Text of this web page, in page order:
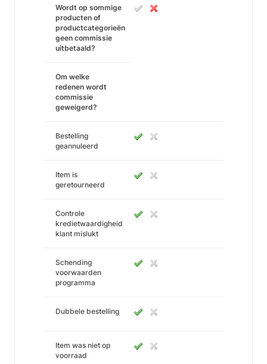
Wordt op sommige
producten of
productcategorieën
geen commissie
uitbetaald?
Om welke
redenen wordt
commissie
geweigerd?
Bestelling
geannuleerd
Item is
geretourneerd
Controle
kredietwaardigheid
klant mislukt
Schending
voorwaarden
programma
Dubbele bestelling
Item was niet op
voorraad